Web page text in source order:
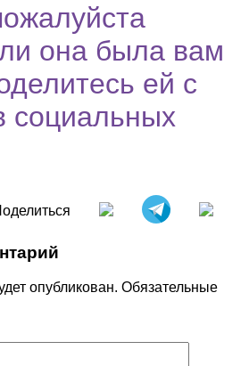
она была вам
ей с
социальных
опубликован. Обязательные